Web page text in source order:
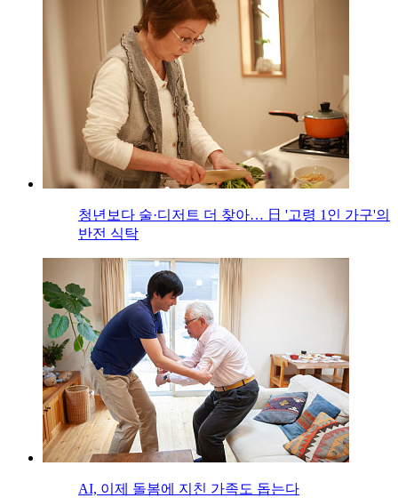
청년보다 술·디저트 더 찾아… 日 '고령 1인 가구'의
반전 식탁
AI, 이제 돌봄에 지친 가족도 돕는다